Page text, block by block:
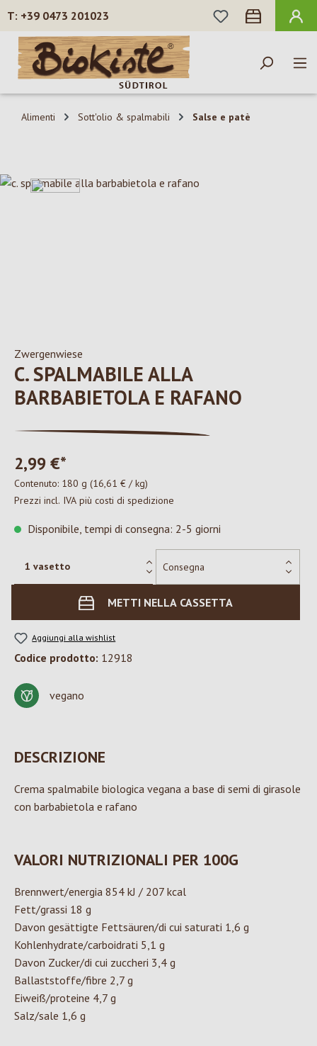
Passa al contenuto principale
+39 0473 201023
HAI 0 ARTICOLI
Alimenti Sott'olio & spalmabili Salse e patè
Salta la galleria di immagini
Zwergenwiese
C. SPALMABILE ALLA
BARBABIETOLA E RAFANO
2,99 €*
Contenuto: 180 g (16,61 € / kg)
Prezzi incl. IVA più costi di spedizione
Disponibile, tempi di consegna: 2-5 giorni
METTI NELLA CASSETTA
Aggiungi alla wishlist
Codice prodotto: 12918
vegano
DESCRIZIONE
Crema spalmabile biologica vegana a base di semi di girasole
con barbabietola e rafano
VALORI NUTRIZIONALI PER 100G
Brennwert/energia 854 kJ / 207 kcal
Fett/grassi 18 g
Davon gesättigte Fettsäuren/di cui saturati 1,6 g
Kohlenhydrate/carboidrati 5,1 g
Davon Zucker/di cui zuccheri 3,4 g
Ballaststoffe/fibre 2,7 g
Eiweiß/proteine 4,7 g
Salz/sale 1,6 g